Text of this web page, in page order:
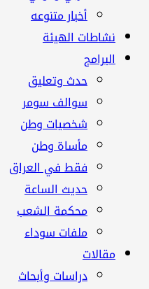
أخبار متنوعه
نشاطات الهيئة
البرامج
حدث وتعليق
سوالف سومر
شخصيات وطن
مأساة وطن
فقط في العراق
حديث الساعة
محكمة الشعب
ملفات سوداء
مقالات
دراسات وأبحاث